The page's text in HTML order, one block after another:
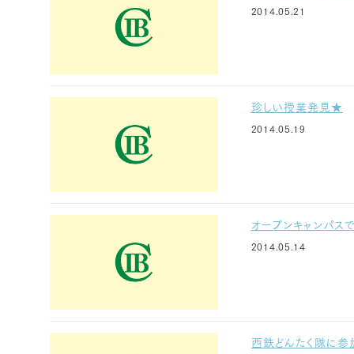
2014.05.21
珍しい授業発見★
2014.05.19
オープンキャンパス
2014.05.14
西鉄どんたく隊に参